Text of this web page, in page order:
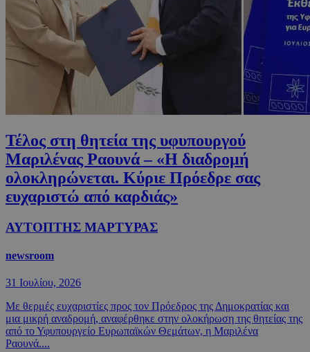
Τέλος στη θητεία της υφυπουργού
Μαριλένας Ραουνά – «Η διαδρομή
ολοκληρώνεται. Κύριε Πρόεδρε σας
ευχαριστώ από καρδιάς»
ΑΥΤΟΠΤΗΣ ΜΑΡΤΥΡΑΣ
newsroom
31 Ιουλίου, 2026
Με θερμές ευχαριστίες προς τον Πρόεδρος της Δημοκρατίας και
μια μικρή αναδρομή, αναφέρθηκε στην ολοκήρωση της θητείας της
από το Υφυπουργείο Ευρωπαϊκών Θεμάτων, η Μαριλένα
Ραουνά....